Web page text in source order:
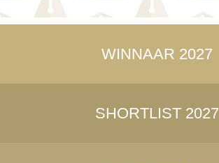
WINNAAR 2027
SHORTLIST 2027